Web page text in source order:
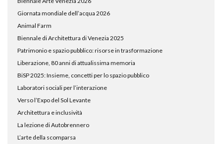
Giornata mondiale dell’acqua 2026
Animal Farm
Biennale di Architettura di Venezia 2025
Patrimonio e spazio pubblico: risorse in trasformazione
Liberazione, 80 anni di attualissima memoria
BiSP 2025: Insieme, concetti per lo spazio pubblico
Laboratori sociali per l’interazione
Verso l’Expo del Sol Levante
Architettura e inclusività
La lezione di Autobrennero
L’arte della scomparsa